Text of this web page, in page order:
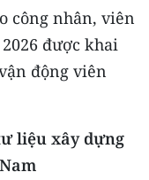
công nhân, viên
được khai
động viên
liệu xây dựng